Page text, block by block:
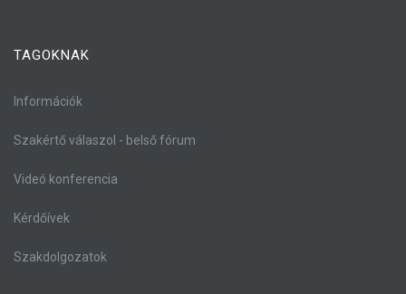
TAGOKNAK
Információk
Szakértő válaszol - belső fórum
Videó konferencia
Kérdőívek
Szakdolgozatok